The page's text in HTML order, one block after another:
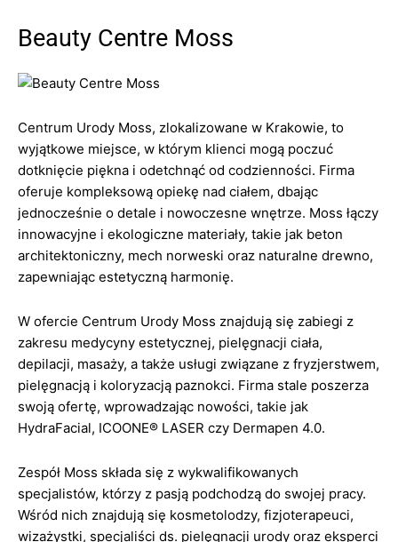
Beauty Centre Moss
Centrum Urody Moss, zlokalizowane w Krakowie, to
wyjątkowe miejsce, w którym klienci mogą poczuć
dotknięcie piękna i odetchnąć od codzienności. Firma
oferuje kompleksową opiekę nad ciałem, dbając
jednocześnie o detale i nowoczesne wnętrze. Moss łączy
innowacyjne i ekologiczne materiały, takie jak beton
architektoniczny, mech norweski oraz naturalne drewno,
zapewniając estetyczną harmonię.
W ofercie Centrum Urody Moss znajdują się zabiegi z
zakresu medycyny estetycznej, pielęgnacji ciała,
depilacji, masaży, a także usługi związane z fryzjerstwem,
pielęgnacją i koloryzacją paznokci. Firma stale poszerza
swoją ofertę, wprowadzając nowości, takie jak
HydraFacial, ICOONE® LASER czy Dermapen 4.0.
Zespół Moss składa się z wykwalifikowanych
specjalistów, którzy z pasją podchodzą do swojej pracy.
Wśród nich znajdują się kosmetolodzy, fizjoterapeuci,
wizażystki, specjaliści ds. pielęgnacji urody oraz eksperci